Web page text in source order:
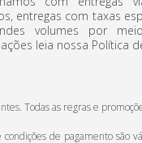
entregas com taxas
volumes por
leia nossa Política
Todas as regras e
de pagamento